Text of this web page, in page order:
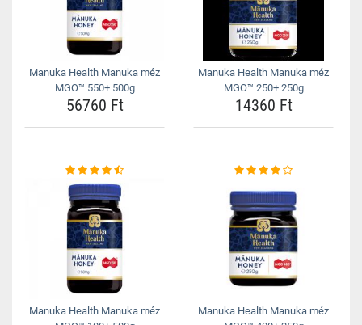
Manuka Health Manuka méz
MGO™ 550+ 500g
56760 Ft
Manuka Health Manuka méz
MGO™ 250+ 250g
14360 Ft
Manuka Health Manuka méz
Manuka Health Manuka méz